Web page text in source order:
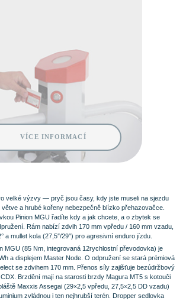
VÍCE INFORMACÍ
velké výzvy — pryč jsou časy, kdy jste museli na sjezdu
a hrubé kořeny nebezpečně blízko přehazovačce.
Pinion MGU řadíte kdy a jak chcete, a o zbytek se
Rám nabízí zdvih 170 mm vpředu / 160 mm vzadu,
a mullet kola (27,5″/29″) pro agresivní enduro jízdu.
MGU (85 Nm, integrovaná 12rychlostní převodovka) je
a displejem Master Node. O odpružení se stará prémiová
se zdvihem 170 mm. Přenos síly zajišťuje bezúdržbový
Brzdění mají na starosti brzdy Magura MT5 s kotouči
Maxxis Assegai (29×2,5 vpředu, 27,5×2,5 DD vzadu)
zvládnou i ten nejhrubší terén. Dropper sedlovka